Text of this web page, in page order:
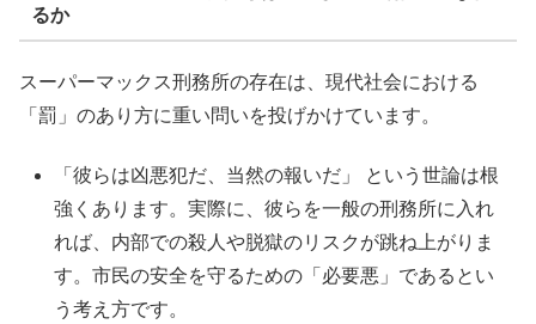
るか
スーパーマックス刑務所の存在は、現代社会における
「罰」のあり方に重い問いを投げかけています。
「彼らは凶悪犯だ、当然の報いだ」 という世論は根
強くあります。実際に、彼らを一般の刑務所に入れ
れば、内部での殺人や脱獄のリスクが跳ね上がりま
す。市民の安全を守るための「必要悪」であるとい
う考え方です。